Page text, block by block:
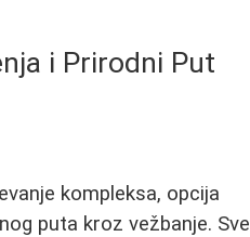
i Prirodni Put
kompleksa, opcija
puta kroz vežbanje. Sve